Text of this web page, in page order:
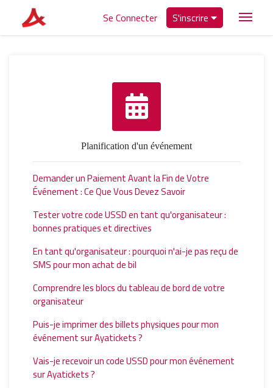
Se Connecter S'inscrire
Planification d'un événement
Demander un Paiement Avant la Fin de Votre
Événement : Ce Que Vous Devez Savoir
Tester votre code USSD en tant qu'organisateur :
bonnes pratiques et directives
En tant qu'organisateur : pourquoi n'ai-je pas reçu de
SMS pour mon achat de bil
Comprendre les blocs du tableau de bord de votre
organisateur
Puis-je imprimer des billets physiques pour mon
événement sur Ayatickets ?
Vais-je recevoir un code USSD pour mon événement
sur Ayatickets ?